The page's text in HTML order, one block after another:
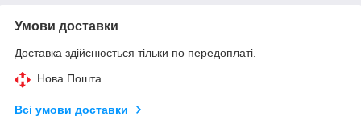
Умови доставки
Доставка здійснюється тільки по передоплаті.
Нова Пошта
Всі умови доставки